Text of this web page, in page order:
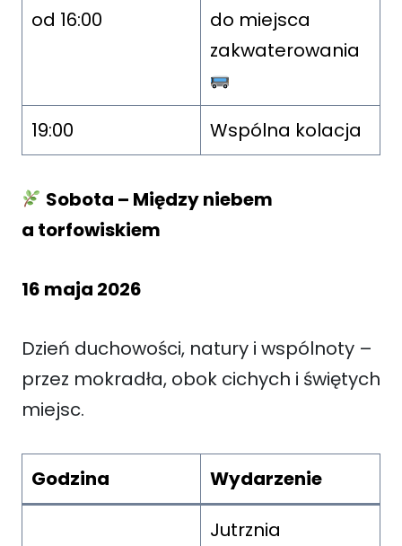
od 16:00
do miejsca
zakwaterowania
19:00 Wspólna kolacja
Sobota – Między niebem
a torfowiskiem
16 maja 2026
Dzień duchowości, natury i wspólnoty –
przez mokradła, obok cichych i świętych
miejsc.
Godzina Wydarzenie
Jutrznia